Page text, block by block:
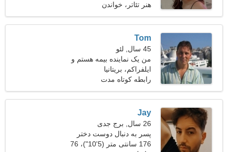
هنر تئاتر، خواندن
Tom
45 سال, لئو
من یک نماینده بیمه هستم و
به دنبال یک زن شهوانی
هستم
ایلفراکم، بریتانیا
رابطه کوتاه مدت
Jay
26 سال, برج جدی
پسر به دنبال دوست دختر
است
176 سانتی متر (5'10")، 76